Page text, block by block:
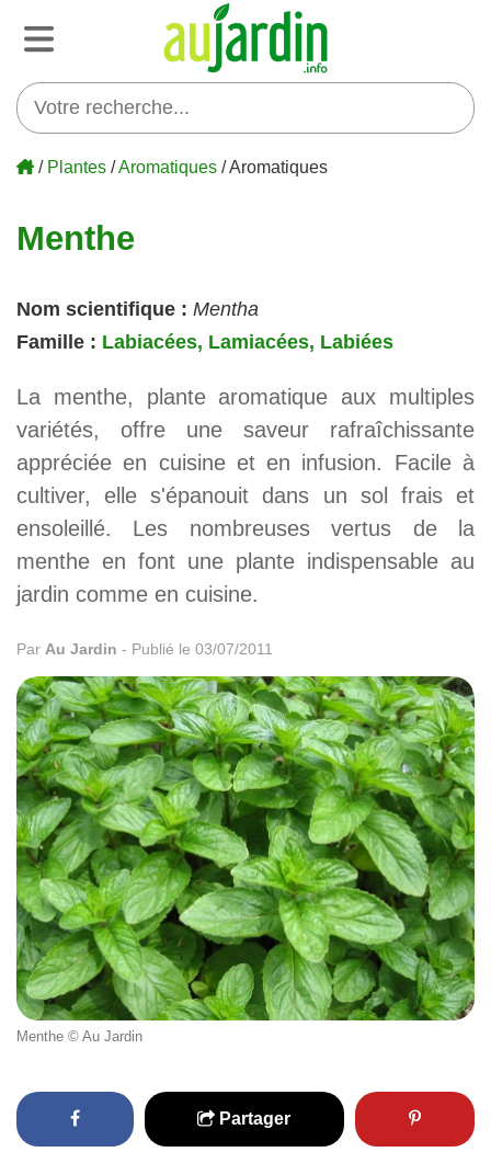
/ Plantes /Aromatiques / Aromatiques
Menthe
Nom scientifique : Mentha
Famille : Labiacées, Lamiacées, Labiées
La menthe, plante aromatique aux multiples
variétés, offre une saveur rafraîchissante
appréciée en cuisine et en infusion. Facile à
cultiver, elle s'épanouit dans un sol frais et
ensoleillé. Les nombreuses vertus de la
menthe en font une plante indispensable au
jardin comme en cuisine.
Par Au Jardin - Publié le 03/07/2011
Menthe © Au Jardin
Partager